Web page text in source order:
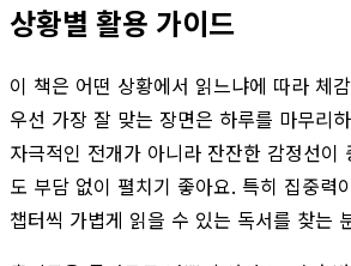
상황별 활용 가이드
이 책은 어떤 상황에서 읽느냐에 따라 체
우선 가장 잘 맞는 장면은 하루를 마무리
자극적인 전개가 아니라 잔잔한 감정선이
도 부담 없이 펼치기 좋아요. 특히 집중력
챕터씩 가볍게 읽을 수 있는 독서를 찾는